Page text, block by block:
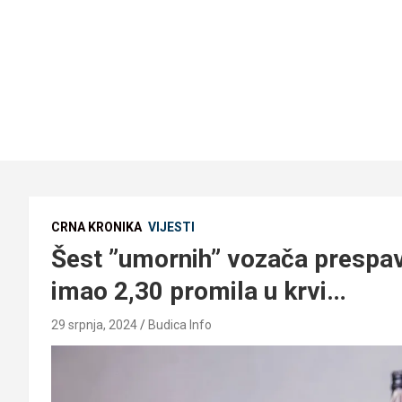
CRNA KRONIKA VIJESTI
Šest ”umornih” vozača
imao 2,30 promila u krvi…
29 srpnja, 2024 Budica Info